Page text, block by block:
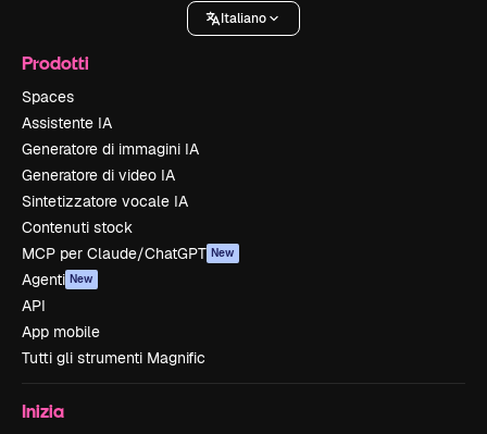
Italiano
Prodotti
Spaces
Assistente IA
Generatore di immagini IA
Generatore di video IA
Sintetizzatore vocale IA
Contenuti stock
MCP per Claude/ChatGPT New
Agenti New
API
App mobile
Tutti gli strumenti Magnific
Inizia